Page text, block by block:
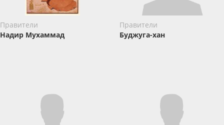
Правители
Надир Мухаммад
Правители
Буджуга-хан